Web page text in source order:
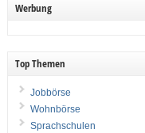
Werbung
Top Themen
Jobbörse
Wohnbörse
Sprachschulen